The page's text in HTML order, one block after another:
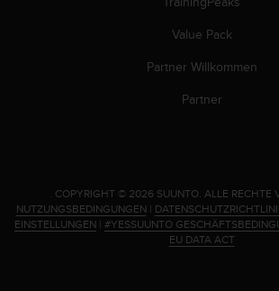
Value Pack
Partner Willkommen
Partner
. COPYRIGHT © 2026 SUUNTO. ALLE RECHTE
NUTZUNGSBEDINGUNGEN|
EINSTELLUNGEN | #YESSUUNTO
EU DATA ACT